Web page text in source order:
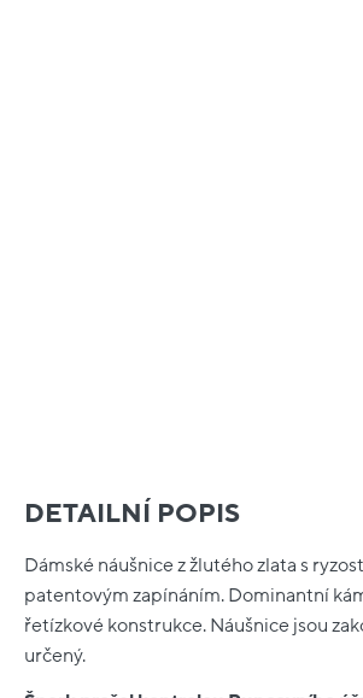
DETAILNÍ POPIS
Dámské náušnice z žlutého zlata s
patentovým zapínáním. Dominantní
řetízkové konstrukce. Náušnice jsou
určený.